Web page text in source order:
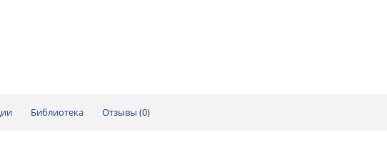
Библиотека Отзывы (0)